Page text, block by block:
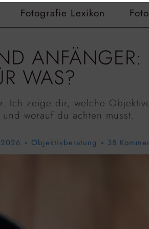
Fotografie Lexikon
WAS?
Ich zeige dir, welche
worauf du achten musst.
Objektivberatung 38